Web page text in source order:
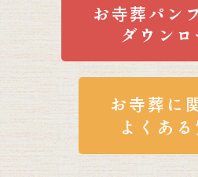
お寺葬パン
ダウンロ
お寺葬に
よくあ